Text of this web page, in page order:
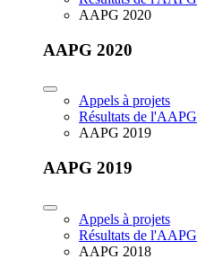
AAPG 2020
AAPG 2020
Appels à projets
Résultats de l'AAPG
AAPG 2019
AAPG 2019
Appels à projets
Résultats de l'AAPG
AAPG 2018